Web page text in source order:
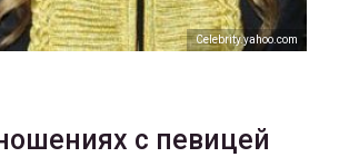
Сelebrity.yahoo.com
с певицей